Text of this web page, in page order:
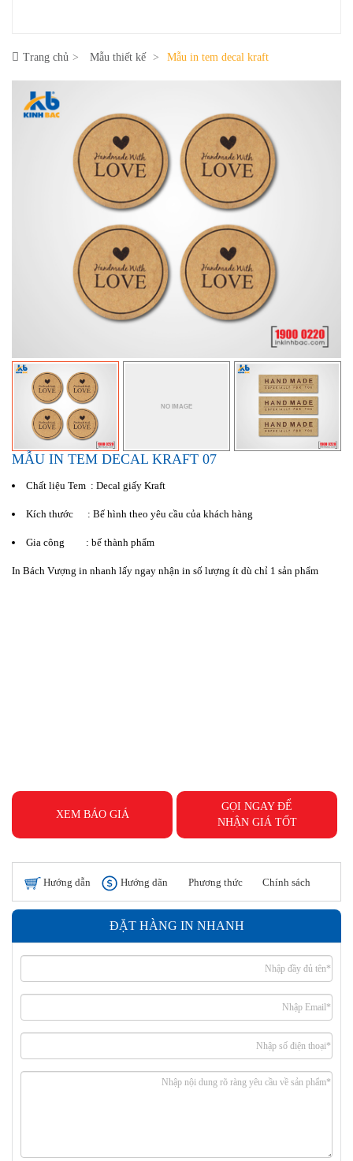
Trang chủ Mẫu thiết kế Mẫu in tem decal kraft
MẪU IN TEM DECAL KRAFT 07
Chất liệu Tem : Decal giấy Kraft
Kích thước : Bế hình theo yêu cầu của khách hàng
Gia công : bế thành phẩm
In Bách Vượng in nhanh lấy ngay nhận in số lượng ít dù chỉ 1 sản phẩm
XEM BÁO GIÁ
GỌI NGAY ĐỂ
NHẬN GIÁ TỐT
Hướng dẫn Hướng dãn
thanh toán
Phương thức
giao hàng
Chính sách
ĐẶT HÀNG IN NHANH